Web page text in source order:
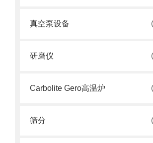
真空泵设备
研磨仪
Carbolite Gero高温炉
筛分